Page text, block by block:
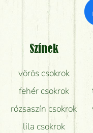
Milyen
Tényleg azt
Mit kell tudni a
Hogy marad a
Tudok adventi
Színek
vörös csokrok
fehér csokrok
rózsaszín csokrok
lila csokrok